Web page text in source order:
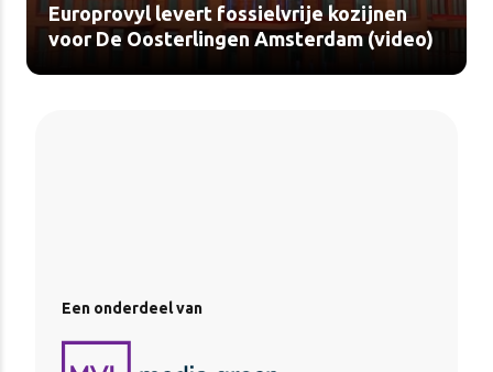
Europrovyl levert fossielvrije kozijnen
voor De Oosterlingen Amsterdam (video)
Een onderdeel van